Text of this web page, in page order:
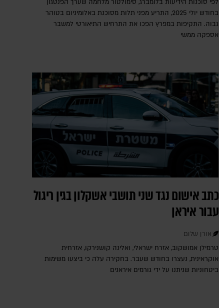
לפי סוכנות הידיעות בלומברג, סימולטור מלחמה שערך הפנטגון
בחודש יולי 2025, התריע מפני תלות מסוכנת באלומיניום בטוהר
גבוה. התקיפות במפרץ הפכו את התרחיש התיאורטי למשבר
אספקה ממשי
כתב אישום נגד שני תושבי אשקלון בגין ריגול
עבור איראן
אורן שלום
טרמילן אמושקוב, אזרח ישראלי, ואלינה קושנירקו, אזרחית
אוקראינית, נעצרו בחודש שעבר. בחקירה עלה כי ביצעו משימות
ביטחוניות שניתנו על ידי גורמים איראנים